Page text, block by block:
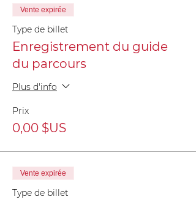
Vente expirée
Type de billet
Enregistrement du guide
du parcours
Plus d'info
Prix
0,00 $US
Vente expirée
Type de billet